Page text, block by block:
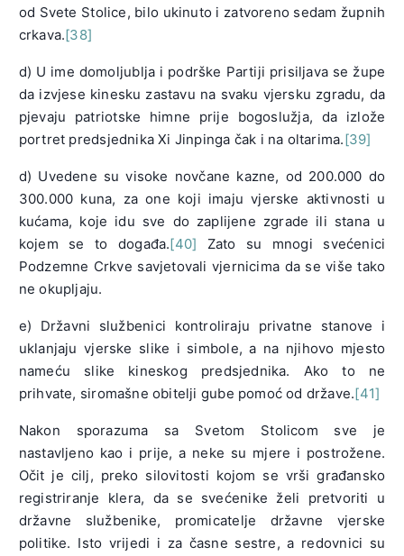
od Svete Stolice, bilo ukinuto i zatvoreno sedam župnih
crkava.[38]
d) U ime domoljublja i podrške Partiji prisiljava se župe
da izvjese kinesku zastavu na svaku vjersku zgradu, da
pjevaju patriotske himne prije bogoslužja, da izlože
portret predsjednika Xi Jinpinga čak i na oltarima.[39]
d) Uvedene su visoke novčane kazne, od 200.000 do
300.000 kuna, za one koji imaju vjerske aktivnosti u
kućama, koje idu sve do zaplijene zgrade ili stana u
kojem se to događa.[40] Zato su mnogi svećenici
Podzemne Crkve savjetovali vjernicima da se više tako
ne okupljaju.
e) Državni službenici kontroliraju privatne stanove i
uklanjaju vjerske slike i simbole, a na njihovo mjesto
nameću slike kineskog predsjednika. Ako to ne
prihvate, siromašne obitelji gube pomoć od države.[41]
Nakon sporazuma sa Svetom Stolicom sve je
nastavljeno kao i prije, a neke su mjere i postrožene.
Očit je cilj, preko silovitosti kojom se vrši građansko
registriranje klera, da se svećenike želi pretvoriti u
državne službenike, promicatelje državne vjerske
politike. Isto vrijedi i za časne sestre, a redovnici su